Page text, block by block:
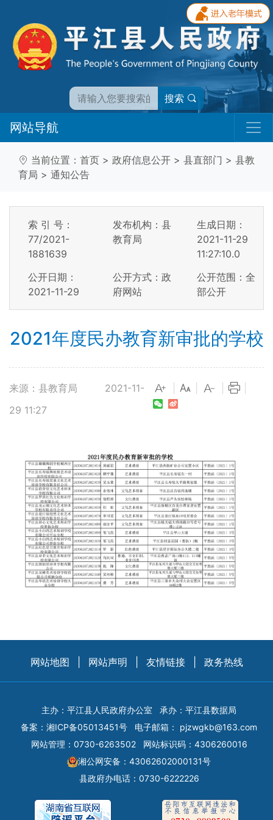
搜索
网站导航
当前位置： 首页 > 政府信息公开 > 县直部门 > 县教
育局 > 通知公告
索 引 号：
77/2021-
1881639
发布机构：县
教育局
生成日期：
2021-11-29
11:27:10.0
公开日期：
2021-11-29
公开方式：政
府网站
公开范围：全
部公开
2021年度民办教育新审批的学校
来源：县教育局
2021-11-
29 11:27
网站地图 网站声明 友情链接 政务热线
主办：平江县人民政府办公室
承办：平江县数据局
备案： 湘ICP备05013451号 电子邮箱： pjzwgkb@163.com
网站管理：0730-6263502
网站标识码：4306260016
湘公网安备：43062602000131号
县政府办电话：0730-6222226